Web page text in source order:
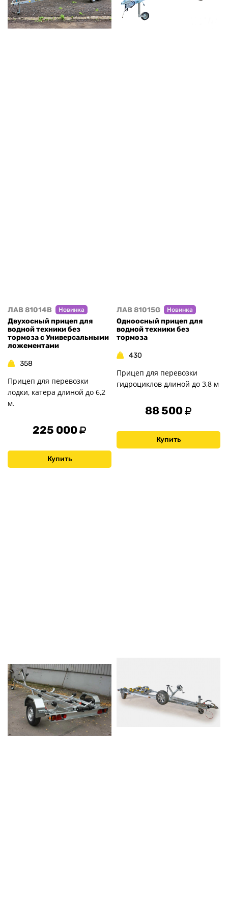
ЛАВ 81014B Новинка
Двухосный прицеп для
водной техники без
тормоза с Универсальными
ложементами
358
Прицеп для перевозки
лодки, катера длиной до 6,2
м.
225 000
Купить
ЛАВ 81015G Новинка
Одноосный прицеп для
водной техники без
тормоза
430
Прицеп для перевозки
гидроциклов длиной до 3,8 м
88 500
Купить